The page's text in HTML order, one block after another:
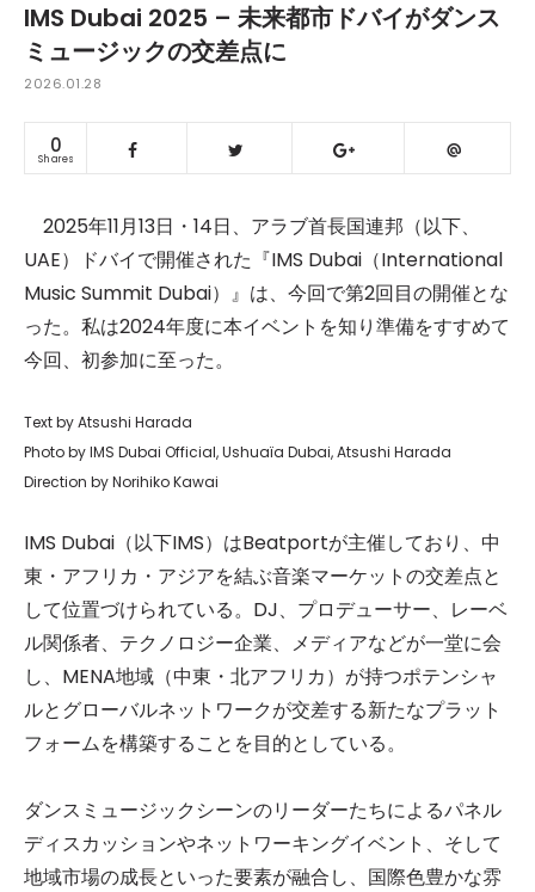
IMS Dubai 2025 – 未来都市ドバイがダンス
ミュージックの交差点に
2026.01.28
0
Shares
2025年11月13日・14日、アラブ首長国連邦（以下、
UAE）ドバイで開催された『IMS Dubai（International
Music Summit Dubai）』は、今回で第2回目の開催とな
った。私は2024年度に本イベントを知り準備をすすめて
今回、初参加に至った。
Text by Atsushi Harada
Photo by IMS Dubai Official, Ushuaïa Dubai, Atsushi Harada
Direction by Norihiko Kawai
IMS Dubai（以下IMS）はBeatportが主催しており、中
東・アフリカ・アジアを結ぶ音楽マーケットの交差点と
して位置づけられている。DJ、プロデューサー、レーベ
ル関係者、テクノロジー企業、メディアなどが一堂に会
し、MENA地域（中東・北アフリカ）が持つポテンシャ
ルとグローバルネットワークが交差する新たなプラット
フォームを構築することを目的としている。
ダンスミュージックシーンのリーダーたちによるパネル
ディスカッションやネットワーキングイベント、そして
地域市場の成長といった要素が融合し、国際色豊かな雰